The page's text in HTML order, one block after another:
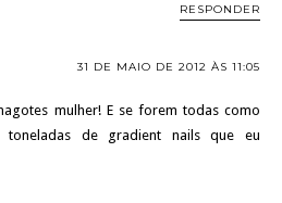
RESPONDER
31 DE MAIO DE 2012 ÀS 11:05
mulher! E se forem todas como
toneladas de gradient nails que eu